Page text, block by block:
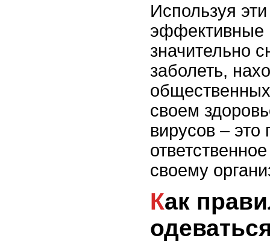
Используя
эффективные
значительно
заболеть,
своем
вирусов – это
своему
Как правильно